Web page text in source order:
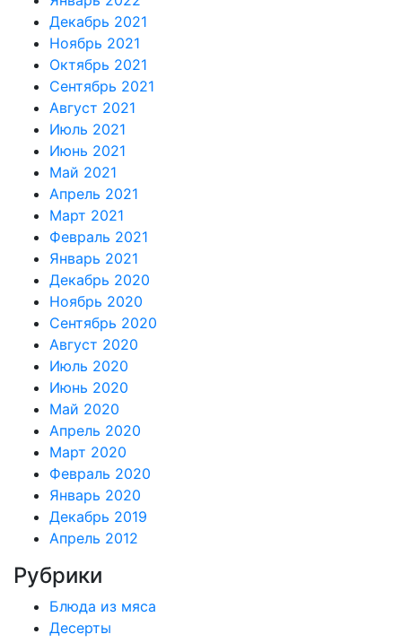
Декабрь 2021
Ноябрь 2021
Октябрь 2021
Сентябрь 2021
Август 2021
Июль 2021
Июнь 2021
Май 2021
Апрель 2021
Март 2021
Февраль 2021
Январь 2021
Декабрь 2020
Ноябрь 2020
Сентябрь 2020
Август 2020
Июль 2020
Июнь 2020
Май 2020
Апрель 2020
Март 2020
Февраль 2020
Январь 2020
Декабрь 2019
Апрель 2012
Рубрики
Блюда из мяса
Десерты